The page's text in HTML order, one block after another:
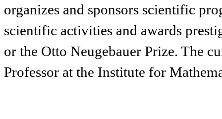
organizes and sponsors scientific
scientific activities and awards
or the Otto Neugebauer Prize. The
Professor at the Institute for